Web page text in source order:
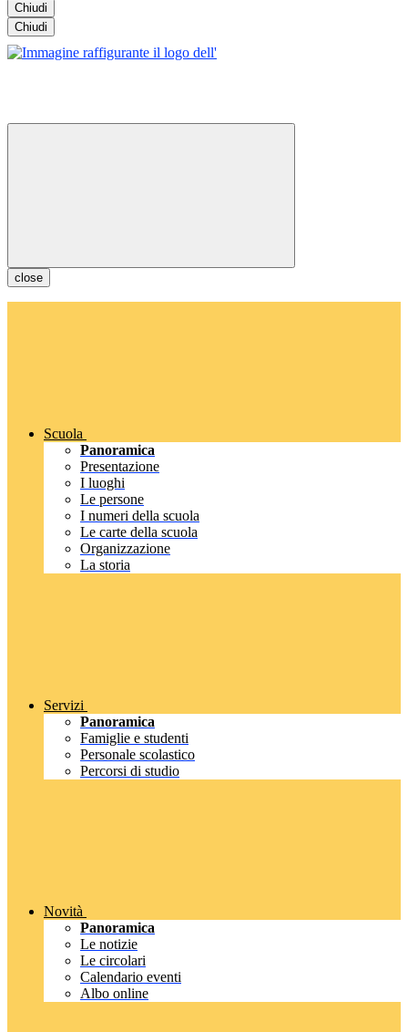
Chiudi
Chiudi
close
Scuola
Panoramica
Presentazione
I luoghi
Le persone
I numeri della scuola
Le carte della scuola
Organizzazione
La storia
Servizi
Panoramica
Famiglie e studenti
Personale scolastico
Percorsi di studio
Novità
Panoramica
Le notizie
Le circolari
Calendario eventi
Albo online